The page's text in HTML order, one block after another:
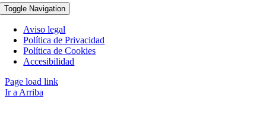
Toggle Navigation
Aviso legal
Política de Privacidad
Política de Cookies
Accesibilidad
Page load link
Ir a Arriba